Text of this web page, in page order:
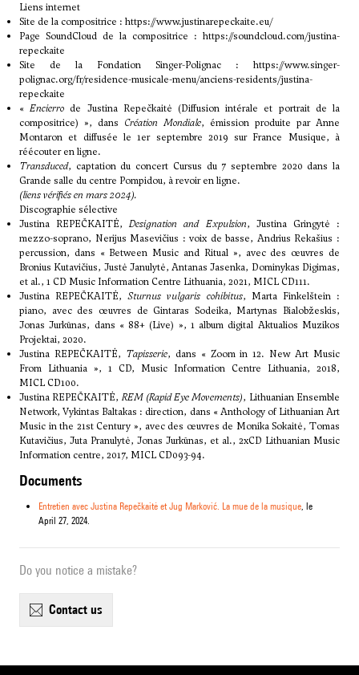
Liens internet
Site de la compositrice : https://www.justinarepeckaite.eu/
Page SoundCloud de la compositrice : https://soundcloud.com/justina-
repeckaite
Site de la Fondation Singer-Polignac : https://www.singer-
polignac.org/fr/residence-musicale-menu/anciens-residents/justina-
repeckaite
«Encierro de Justina Repečkaitė (Diffusion intérale et portrait de la
compositrice) », dans Création Mondiale, émission produite par Anne
Montaron et diffusée le 1er septembre 2019 sur France Musique, à
réécouter en ligne.
Transduced, captation du concert Cursus du 7 septembre 2020 dans la
Grande salle du centre Pompidou, à revoir en ligne.
(liens vérifiés en mars 2024).
Discographie sélective
Justina REPEČKAITĖ,Designation and Expulsion, Justina Gringytė :
mezzo-soprano, Nerijus Masevičius : voix de basse, Andrius Rekašius :
percussion, dans « Between Music and Ritual », avec des œuvres de
Bronius Kutavičius, Justė Janulytė, Antanas Jasenka, Dominykas Digimas,
et al., 1 CD Music Information Centre Lithuania, 2021, MICL CD111.
Justina REPEČKAITĖ,Sturnus vulgaris cohibitus, Marta Finkelštein :
piano, avec des œuvres de Gintaras Sodeika, Martynas Bialobžeskis,
Jonas Jurkūnas, dans « 88+ (Live) », 1 album digital Aktualios Muzikos
Projektai, 2020.
Justina REPEČKAITĖ, Tapisserie, dans « Zoom in 12. New Art Music
From Lithuania », 1 CD, Music Information Centre Lithuania, 2018,
MICL CD100.
Justina REPEČKAITĖ, REM (Rapid Eye Movements), Lithuanian Ensemble
Network, Vykintas Baltakas : direction, dans « Anthology of Lithuanian Art
Music in the 21st Century », avec des œuvres de Monika Sokaitė, Tomas
Kutavičius, Juta Pranulytė, Jonas Jurkūnas, et al., 2xCD Lithuanian Music
Information centre, 2017, MICL CD093-94.
Documents
Entretien avec Justina Repečkaitė et Jug Marković. La mue de la musique, le
April 27, 2024.
Do you notice a mistake?
contact us